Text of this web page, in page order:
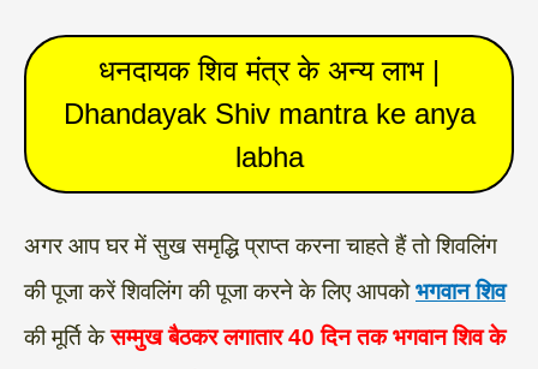
धनदायक शिव मंत्र के अन्य लाभ |
Dhandayak Shiv mantra ke anya
labha
अगर आप घर में सुख समृद्धि प्राप्त करना चाहते हैं तो शिवलिंग
की पूजा करें शिवलिंग की पूजा करने के लिए आपकोभगवान शिव
की मूर्ति केसम्मुख बैठकर लगातार 40 दिन तक भगवान शिव के